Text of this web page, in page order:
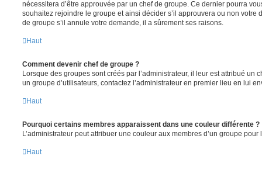
nécessitera d’être approuvée par un chef de groupe. Ce dernier pourra
souhaitez rejoindre le groupe et ainsi décider s’il approuvera ou non votre
de groupe s’il annule votre demande, il a sûrement ses raisons.
Haut
Comment devenir chef de groupe ?
Lorsque des groupes sont créés par l’administrateur, il leur est attribué un
un groupe d’utilisateurs, contactez l’administrateur en premier lieu en lui
Haut
Pourquoi certains membres apparaissent dans une couleur différente ?
L’administrateur peut attribuer une couleur aux membres d’un groupe
Haut